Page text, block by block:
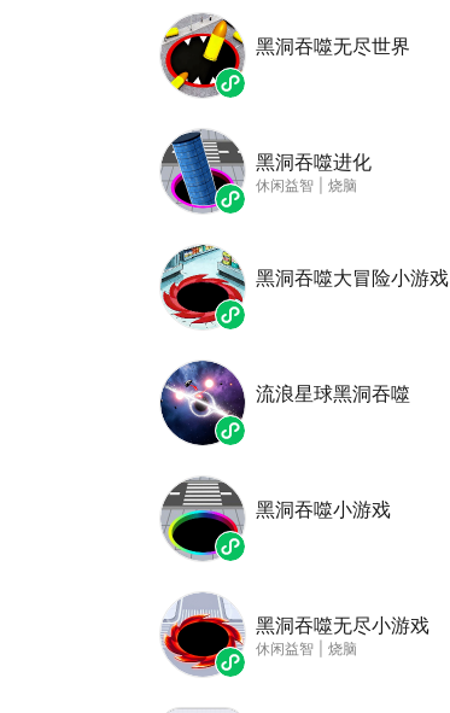
黑洞吞噬无尽世界
黑洞吞噬进化
休闲益智 烧脑
黑洞吞噬大冒险小游戏
流浪星球黑洞吞噬
黑洞吞噬小游戏
黑洞吞噬无尽小游戏
休闲益智 烧脑